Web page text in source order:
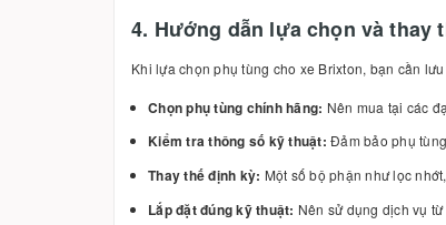
4. Hướng dẫn lựa chọn và thay
Khi lựa chọn phụ tùng cho xe Brixton, bạn cần
Chọn phụ tùng chính hãng: Nên mua tại các
Kiểm tra thông số kỹ thuật: Đảm bảo phụ
Thay thế định kỳ: Một số bộ phận như lọc
Lắp đặt đúng kỹ thuật: Nên sử dụng dịch vụ